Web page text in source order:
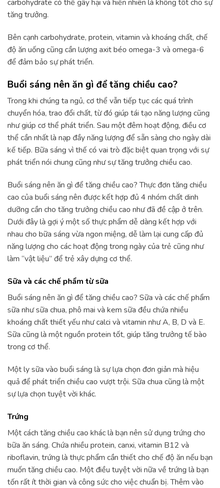
carbohydrate có thể gây hại và hiển nhiên là không tốt cho sự
tăng trưởng.
Bên cạnh carbohydrate, protein, vitamin và khoáng chất, chế
độ ăn uống cũng cần lượng axit béo omega-3 và omega-6
để đảm bảo sự phát triển.
Buổi sáng nên ăn gì để tăng chiều cao?
Trong khi chúng ta ngủ, cơ thể vẫn tiếp tục các quá trình
chuyển hóa, trao đổi chất, từ đó giúp tái tạo năng lượng cũng
như giúp cơ thể phát triển. Sau một đêm hoạt động, điều cơ
thể cần nhất là nạp đầy năng lượng để sẵn sàng cho ngày dài
kế tiếp. Bữa sáng vì thế có vai trò đặc biệt quan trọng với sự
phát triển nói chung cũng như sự tăng trưởng chiều cao.
Buổi sáng nên ăn gì để tăng chiều cao? Thực đơn tăng chiều
cao của buổi sáng nên được kết hợp đủ 4 nhóm chất dinh
dưỡng cần cho tăng trưởng chiều cao như đã đề cập ở trên.
Dưới đây là gợi ý một số thực phẩm dễ dàng kết hợp với
nhau cho bữa sáng vừa ngon miệng, dễ làm lại cung cấp đủ
năng lượng cho các hoạt động trong ngày của trẻ cũng như
làm “vật liệu” để trẻ xây dựng cơ thể.
Sữa và các chế phẩm từ sữa
Buổi sáng nên ăn gì để tăng chiều cao? Sữa và các chế phẩm
sữa như sữa chua, phô mai và kem sữa đều chứa nhiều
khoáng chất thiết yếu như calci và vitamin như A, B, D và E.
Sữa cũng là một nguồn protein tốt, giúp tăng trưởng tế bào
trong cơ thể.
Một ly sữa vào buổi sáng là sự lựa chọn đơn giản mà hiệu
quả để phát triển chiều cao vượt trội. Sữa chua cũng là một
sự lựa chọn tuyệt vời khác.
Trứng
Một cách tăng chiều cao khác là bạn nên sử dụng trứng cho
bữa ăn sáng. Chứa nhiều protein, canxi, vitamin B12 và
riboflavin, trứng là thực phẩm cần thiết cho chế độ ăn nếu bạn
muốn tăng chiều cao. Một điều tuyệt vời nữa về trứng là bạn
tốn rất ít thời gian và công sức cho việc chuẩn bị. Thêm vào